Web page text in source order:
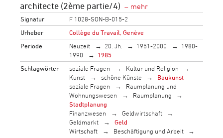
architecte (2ème partie/4)
Signatur
F 1028-SON-B-015-2
Urheber
Collège du Travail, Genève
Periode
Neuzeit 20. Jh. 1951-2000
1980-
1990
1985
Schlagwörter
soziale Fragen
Kultur und Religion
Kunst
schöne Künste
Baukunst
soziale Fragen
Raumplanung und
Wohnungswesen
Raumplanung
Stadtplanung
Finanzwesen
Geldwirtschaft
Geldmarkt
Geld
Wirtschaft
Beschäftigung und Arbeit